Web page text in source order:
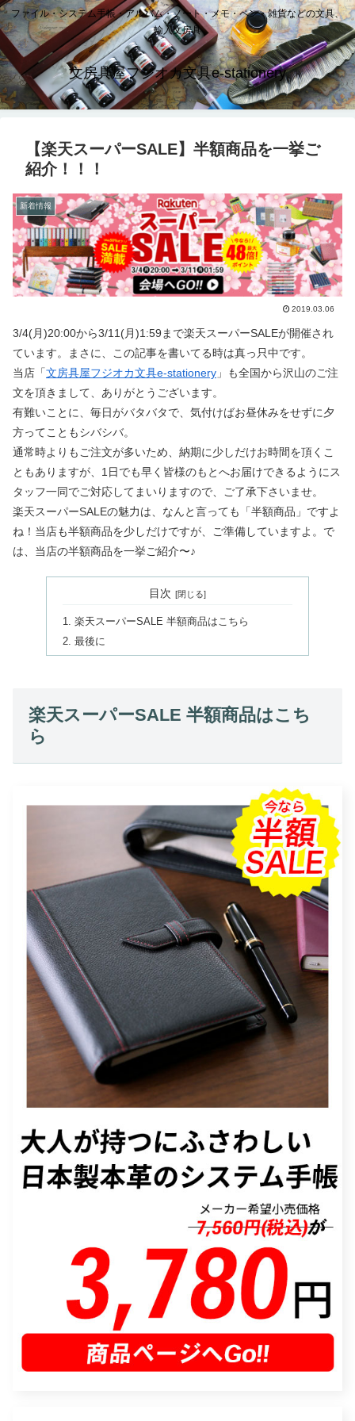
ファイル・システム手帳・アルバム・ノート・メモ・ペン・雑貨などの文具、
輸入文房具
文房具屋フジオカ文具e-stationery
【楽天スーパーSALE】半額商品を一挙ご
紹介！！！
新着情報
2019.03.06
3/4(月)20:00から3/11(月)1:59まで楽天スーパーSALEが開催され
ています。まさに、この記事を書いてる時は真っ只中です。
当店「文房具屋フジオカ文具e-stationery 」も全国から沢山のご注
文を頂きまして、ありがとうございます。
有難いことに、毎日がバタバタで、気付けばお昼休みをせずに夕
方ってこともシバシバ。
通常時よりもご注文が多いため、納期に少しだけお時間を頂くこ
ともありますが、1日でも早く皆様のもとへお届けできるようにス
タッフ一同でご対応してまいりますので、ご了承下さいませ。
楽天スーパーSALEの魅力は、なんと言っても「半額商品」ですよ
ね！当店も半額商品を少しだけですが、ご準備していますよ。で
は、当店の半額商品を一挙ご紹介〜♪
目次
楽天スーパーSALE 半額商品はこちら
最後に
楽天スーパーSALE 半額商品はこち
ら